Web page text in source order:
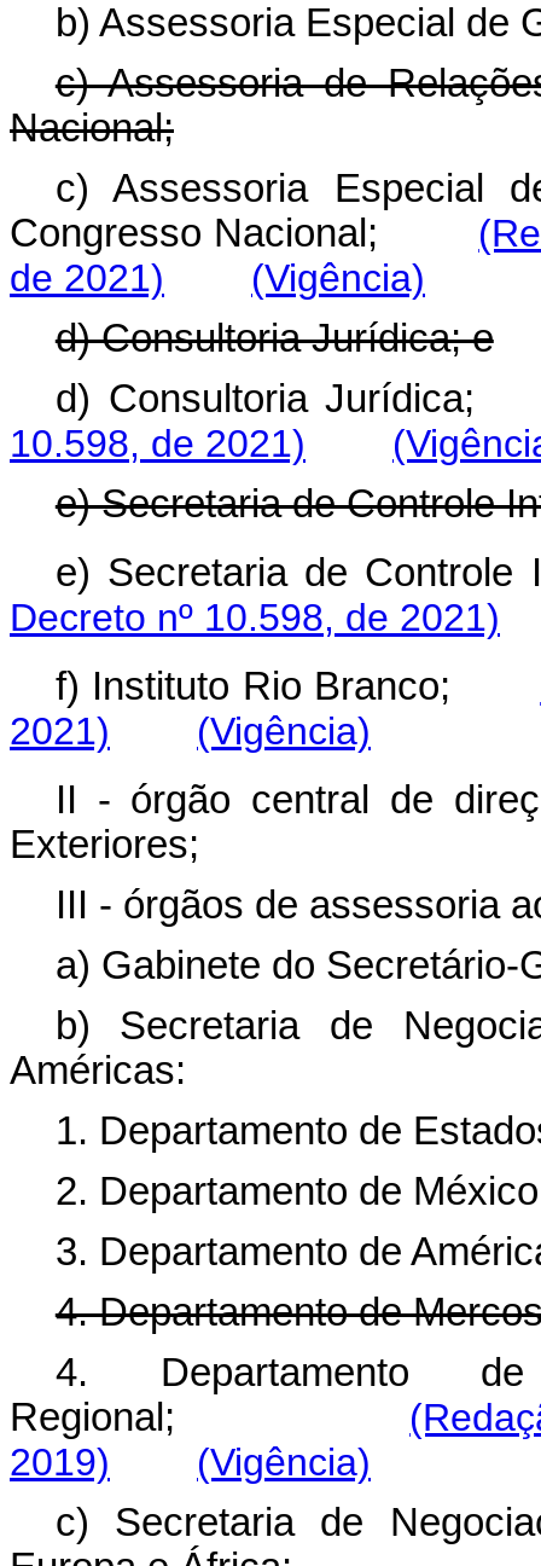
b) Assessoria Especial de
c) Assessoria de
Nacional;
c) Assessoria Especial
Congresso Nacional;
de 2021)
(Vigência)
d) Consultoria Jurídica; e
d) Consultoria
10.598, de 2021)
e) Secretaria de Controle
e) Secretaria de
Decreto nº 10.598, de 2021)
f) Instituto Rio Branco;
2021)
(Vigência)
II - órgão central de
Exteriores;
III - órgãos de assessoria
a) Gabinete do Secretário-
b) Secretaria de
Américas:
1. Departamento de
2. Departamento de
3. Departamento de
4. Departamento de
4. Departamento
Regional;
2019)
(Vigência)
c) Secretaria de